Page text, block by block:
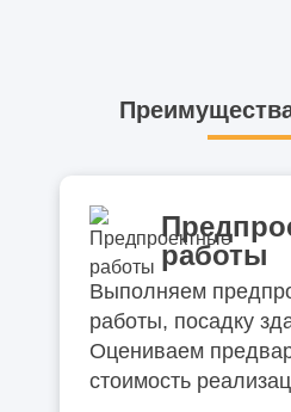
работы
Выполняем
работы, посадку
Оцениваем
стоимость